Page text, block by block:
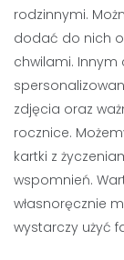
rodzinnymi.
dodać do nich
chwilami. Innym
zdjęcia oraz
rocznice.
kartki z
wspomnień.
własnoręcznie
wystarczy użyć